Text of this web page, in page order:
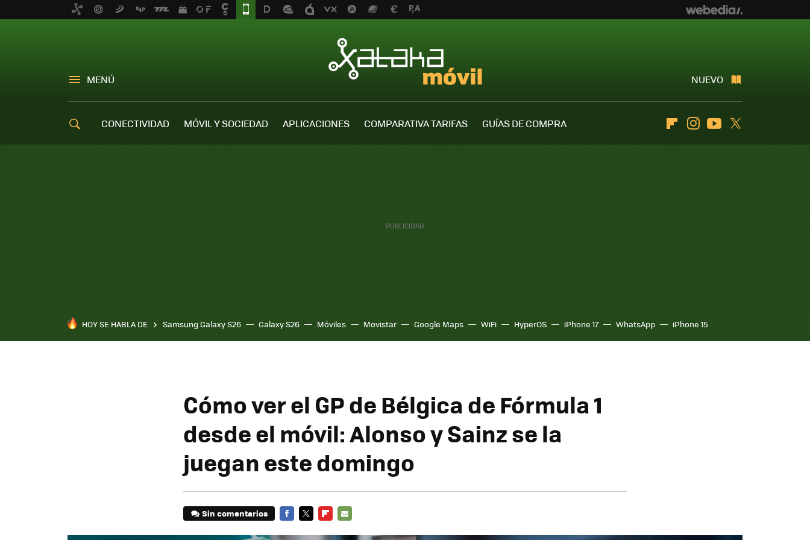
MENÚ NUEVO
CONECTIVIDAD MÓVIL Y SOCIEDAD APLICACIONES COMPARATIVA TARIFAS
GUÍAS DE COMPRA
FlipboardInstagramYoutube
HOY SE HABLA DE Samsung Galaxy S26 Galaxy S26 Móviles Movistar Google Maps WiFi HyperOS iPhone 17 WhatsApp iPhone 15
Cómo ver el GP de Bélgica de Fórmula 1
desde el móvil: Alonso y Sainz se la
juegan este domingo
Sin comentarios